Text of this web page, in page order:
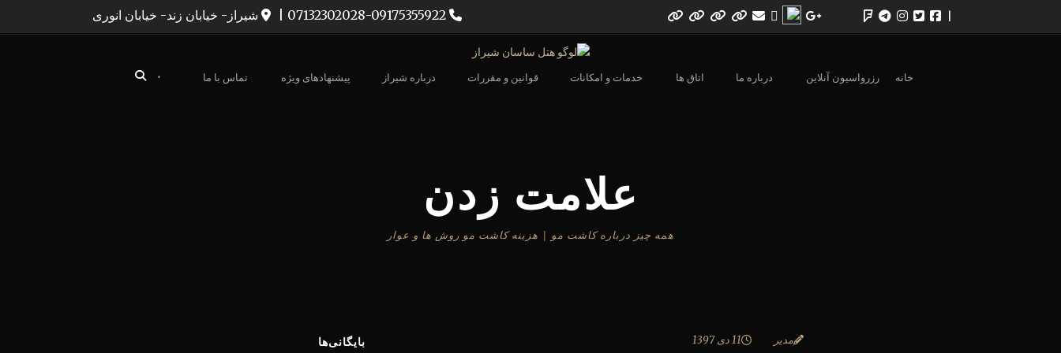
شیراز- خیابان زند- خیابان انوری
خانه رزرواسیون آنلاین درباره ما اتاق ها خدمات و امکانات قوانین و مقررات درباره شیراز پیشنهادهای ویژه تماس با ما •
علامت زدن
همه چیز درباره کاشت مو | هزینه کاشت مو روش ها و عوار
11 دی 1397 مدیر بایگانی‌ها